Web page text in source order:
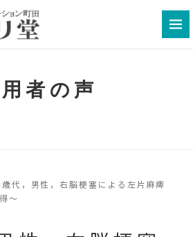
者の声
代，男性，右脳梗塞による左片麻痺
～